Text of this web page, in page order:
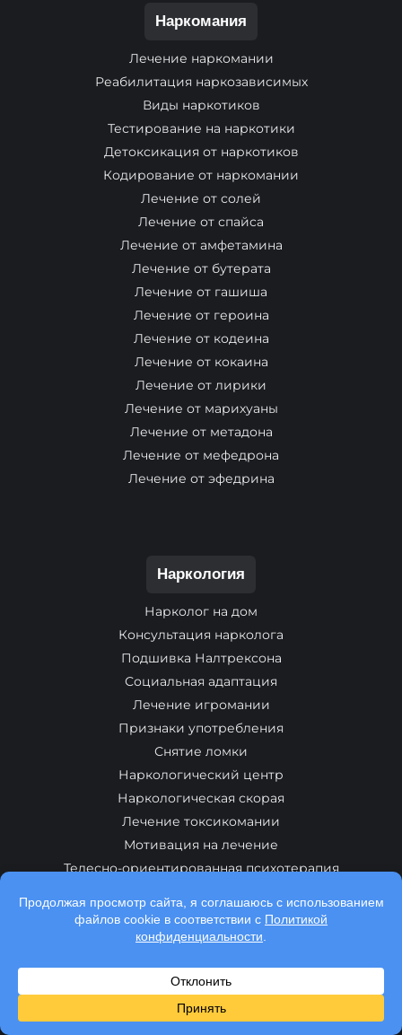
Наркомания
Лечение наркомании
Реабилитация наркозависимых
Виды наркотиков
Тестирование на наркотики
Детоксикация от наркотиков
Кодирование от наркомании
Лечение от солей
Лечение от спайса
Лечение от амфетамина
Лечение от бутерата
Лечение от гашиша
Лечение от героина
Лечение от кодеина
Лечение от кокаина
Лечение от лирики
Лечение от марихуаны
Лечение от метадона
Лечение от мефедрона
Лечение от эфедрина
Наркология
Нарколог на дом
Консультация нарколога
Подшивка Налтрексона
Социальная адаптация
Лечение игромании
Признаки употребления
Снятие ломки
Наркологический центр
Наркологическая скорая
Лечение токсикомании
Мотивация на лечение
Телесно-ориентированная психотерапия
О нас
Центр наркологии
Программа реабилитации
Наркологическая помощь